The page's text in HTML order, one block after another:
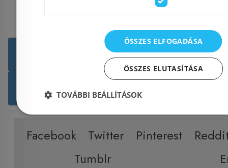
Még több Beépíthető
Gorenje termékek
Facebook Twitter Pinterest
Tumblr
ÖSSZES ELFOGADÁSA
ÖSSZES ELUTASÍTÁSA
TOVÁBBI BEÁLLÍTÁSOK